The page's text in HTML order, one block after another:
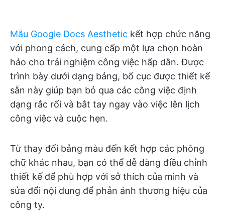
Mẫu Google Docs Aesthetic kết hợp chức năng
với phong cách, cung cấp một lựa chọn hoàn
hảo cho trải nghiệm công việc hấp dẫn. Được
trình bày dưới dạng bảng, bố cục được thiết kế
sẵn này giúp bạn bỏ qua các công việc định
dạng rắc rối và bắt tay ngay vào việc lên lịch
công việc và cuộc hẹn.
Từ thay đổi bảng màu đến kết hợp các phông
chữ khác nhau, bạn có thể dễ dàng điều chỉnh
thiết kế để phù hợp với sở thích của mình và
sửa đổi nội dung để phản ánh thương hiệu của
công ty.